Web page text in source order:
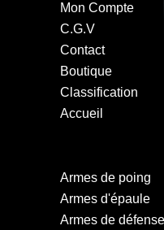
Mon Compte
C.G.V
Contact
Boutique
Classification
Accueil
Armes de poing
Armes d'épaule
Armes de défense